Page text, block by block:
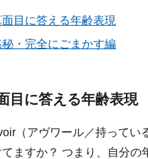
面目に答える年齢表現
秘・完全にごまかす編
目に答える年齢表現
（アヴワール／持ってい
てますか？ つまり、自分